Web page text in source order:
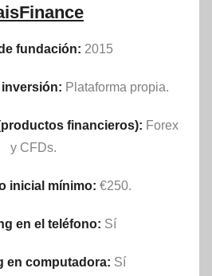
fundación: 2015
inversión: Plataforma propia.
financieros): Forex
y CFDs.
inicial mínimo: €250.
en el teléfono: Sí
en computadora: Sí